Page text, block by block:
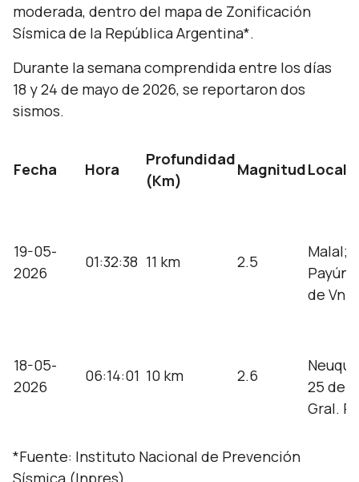
moderada, dentro del mapa de Zonificación
Sísmica de la República Argentina*.
Durante la semana comprendida entre los días
18 y 24 de mayo de 2026, se reportaron dos
sismos.
Fecha Hora
Profundidad
(Km)
Magnitud
19-05-
2026
01:32:38 11 km 2.5
Malal;
Payún
de Vn
18-05-
2026
06:14:01 10 km 2.6
25 de
Gral.
*Fuente: Instituto Nacional de Prevención
Sísmica (Inpres)